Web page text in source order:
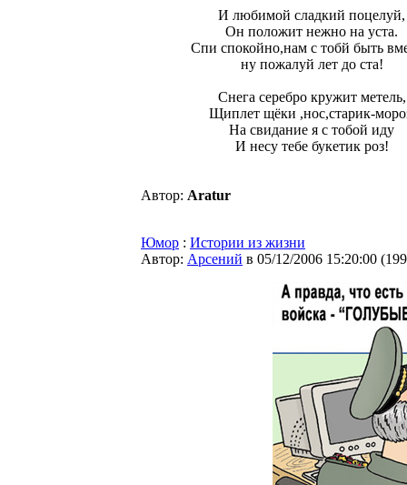
И любимой сладкий поцелуй,
Он положит нежно на уста.
Спи спокойно,нам с тобй быть
ну пожалуй лет до ста!
Снега серебро кружит метель,
Щиплет щёки ,нос,старик-
На свидание я с тобой иду
И несу тебе букетик роз!
Автор: Aratur
Юмор : Истории из жизни
Автор: Арсений в 05/12/2006 15:20:00 (